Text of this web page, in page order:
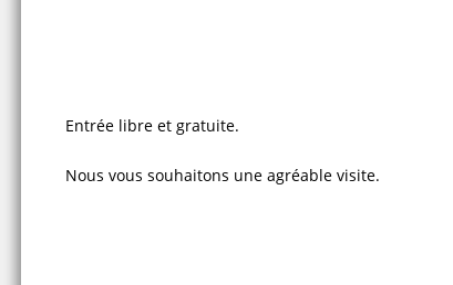
Entrée libre et gratuite.
Nous vous souhaitons une agréable visite.